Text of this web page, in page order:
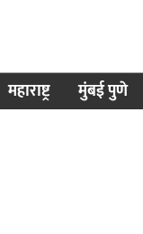
महाराष्ट्र मुंबई पुणे